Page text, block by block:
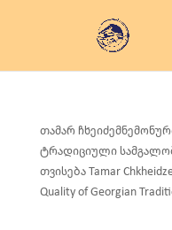
თამარ
ტრადიციული
თვისება Tamar
Quality of Georgian